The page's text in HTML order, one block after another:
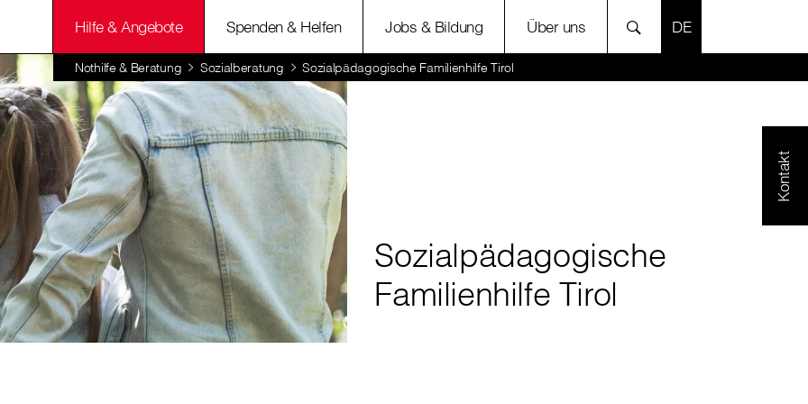
Hilfe & Angebote Spenden & Helfen Jobs & Bildung Über uns SPRACHE
Nothilfe & Beratung Sozialberatung Sozialpädagogische Familienhilfe Tirol
Kontakt
Sozialpädagogische
Familienhilfe Tirol